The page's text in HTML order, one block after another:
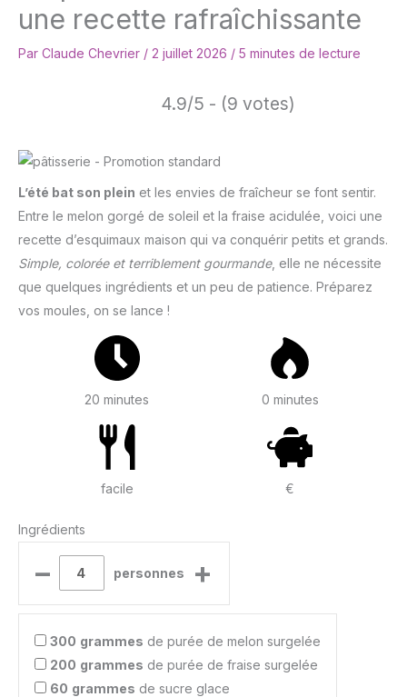
une recette rafraîchissante
Par Claude Chevrier / 2 juillet 2026 / 5 minutes de lecture
4.9/5 - (9 votes)
L’été bat son plein et les envies de fraîcheur se font sentir.
Entre le melon gorgé de soleil et la fraise acidulée, voici une
recette d’esquimaux maison qui va conquérir petits et grands.
Simple, colorée et terriblement gourmande, elle ne nécessite
que quelques ingrédients et un peu de patience. Préparez
vos moules, on se lance !
20 minutes 0 minutes
facile €
Ingrédients
– personnes +
300 grammes de purée de melon surgelée
200 grammes de purée de fraise surgelée
60 grammes de sucre glace